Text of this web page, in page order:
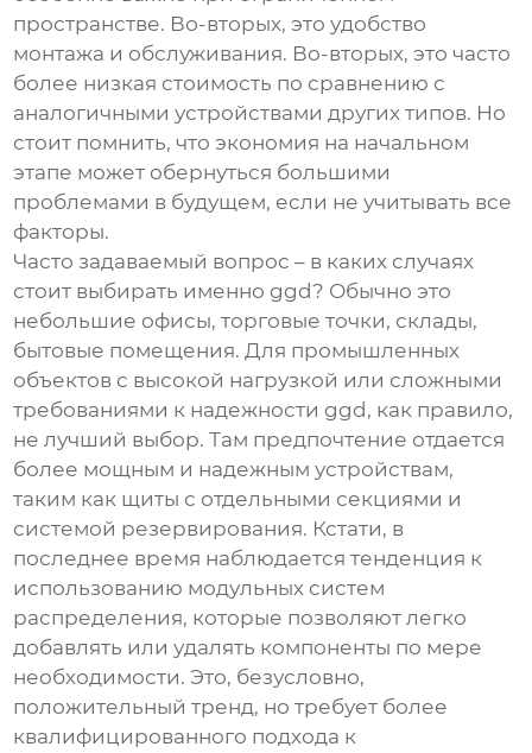
пространстве. Во-вторых, это удобство
монтажа и обслуживания. Во-вторых, это часто
более низкая стоимость по сравнению с
аналогичными устройствами других типов. Но
стоит помнить, что экономия на начальном
этапе может обернуться большими
проблемами в будущем, если не учитывать все
факторы.
Часто задаваемый вопрос – в каких случаях
стоит выбирать именноggd? Обычно это
небольшие офисы, торговые точки, склады,
бытовые помещения. Для промышленных
объектов с высокой нагрузкой или сложными
требованиями к надежностиggd , как правило,
не лучший выбор. Там предпочтение отдается
более мощным и надежным устройствам,
таким как щиты с отдельными секциями и
системой резервирования. Кстати, в
последнее время наблюдается тенденция к
использованию модульных систем
распределения, которые позволяют легко
добавлять или удалять компоненты по мере
необходимости. Это, безусловно,
положительный тренд, но требует более
квалифицированного подхода к